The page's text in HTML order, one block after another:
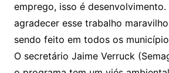
emprego, isso é desenvolvimento.
agradecer esse trabalho
sendo feito em todos os
O secretário Jaime Verruck